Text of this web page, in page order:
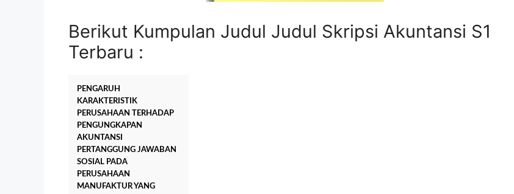
Berikut Kumpulan Judul Judul Skripsi Akuntansi S1
Terbaru :
PENGARUH
KARAKTERISTIK
PERUSAHAAN TERHADAP
PENGUNGKAPAN
AKUNTANSI
PERTANGGUNG JAWABAN
SOSIAL PADA
PERUSAHAAN
MANUFAKTUR YANG